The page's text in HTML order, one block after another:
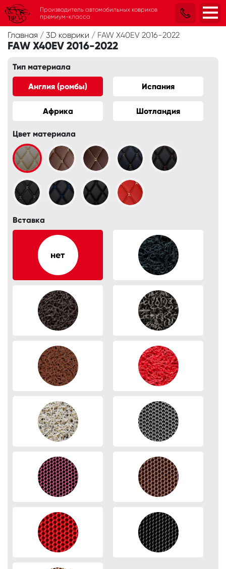
Главная / 3D коврики / FAW X40EV 2016-2022
FAW X40EV 2016-2022
Тип материала
Англия (ромбы) Испания
Африка Шотландия
Цвет материала
Вставка
Производитель автомобильных ковриков
премиум-класса